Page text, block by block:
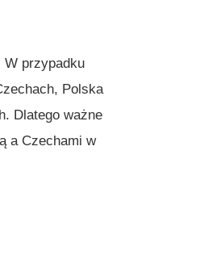
W przypadku
Polska
Dlatego ważne
a Czechami w